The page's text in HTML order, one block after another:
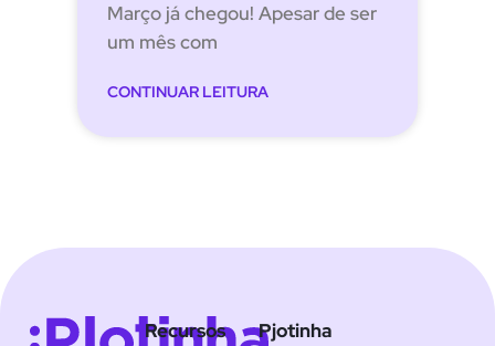
Março já chegou! Apesar de ser
um mês com
CONTINUAR LEITURA
Recursos
Pjotinha